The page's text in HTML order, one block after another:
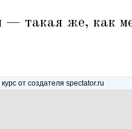
— такая же, как
курс от создателя spectator.ru